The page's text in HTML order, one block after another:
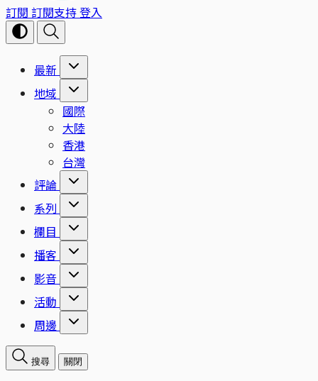
訂閱 訂閱支持登入
最新
地域
國際
大陸
香港
台灣
評論
系列
欄目
播客
影音
活動
周邊
搜尋 關閉